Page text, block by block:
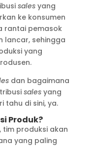
salesyang
ke konsumen
rantai pemasok
lancar, sehingga
yang
dan bagaimana
salesyang
tahu di sini, ya.
Produk?
tim produksi akan
yang paling